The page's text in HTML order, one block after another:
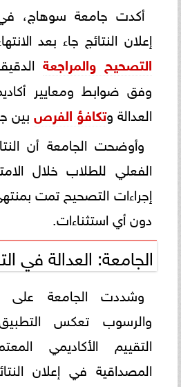
أكدت جامعة سوهاج،
إعلان النتائج جاء بعد
التصحيح والمراجعة
وفق ضوابط ومعايير
العدالة وتكافؤ الفرص بين
وأوضحت الجامعة أن
الفعلي للطلاب خلال
إجراءات التصحيح تمت
دون أي استثناءات.
الجامعة: العدالة في
وشددت الجامعة على
والرسوب تعكس التطبيق
التقييم الأكاديمي
المصداقية في إعلان